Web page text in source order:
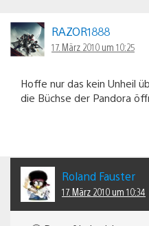
RAZOR1888
17. März 2010 um 10:25
Hoffe nur das kein Unheil
die Büchse der Pandora
Roland Fauster
17. März 2010 um 10:34